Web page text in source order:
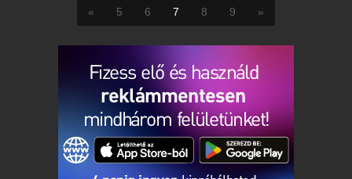
« 5 6 7 8 9 »